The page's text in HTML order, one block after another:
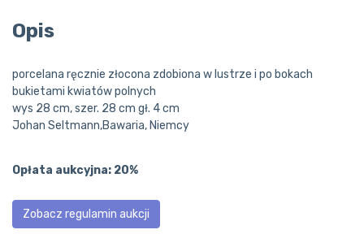
Opis
porcelana ręcznie złocona zdobiona w lustrze i po bokach
bukietami kwiatów polnych
wys 28 cm, szer. 28 cm gł. 4 cm
Johan Seltmann,Bawaria, Niemcy
Opłata aukcyjna: 20%
Zobacz regulamin aukcji